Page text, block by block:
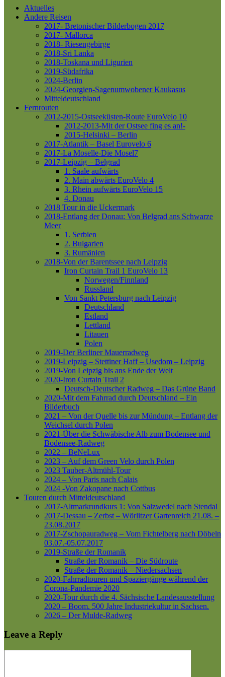
Aktuelles
Andere Reisen
2017- Bretonischer Bilderbogen 2017
2017- Mallorca
2018- Riesengebirge
2018-Sri Lanka
2018-Toskana und Ligurien
2019-Südafrika
2024-Berlin
2024-Georgien-Sagenumwobener Kaukasus
Mitteldeutschland
Fernrouten
2012-2015-Ostseeküsten-Route EuroVelo 10
2012-2013-Mit der Ostsee fing es an!-
2015-Helsinki – Berlin
2017-Atlantik – Basel Eurovelo 6
2017-La Moselle-Die Mosel7
2017-Leipzig – Belgrad
1. Saale aufwärts
2. Main abwärts EuroVelo 4
3. Rhein aufwärts EuroVelo 15
4. Donau
2018 Tour in die Uckermark
2018-Entlang der Donau: Von Belgrad ans Schwarze
Meer
1. Serbien
2. Bulgarien
3. Rumänien
2018-Von der Barentssee nach Leipzig
Iron Curtain Trail 1 EuroVelo 13
Norwegen/Finnland
Russland
Von Sankt Petersburg nach Leipzig
Deutschland
Estland
Lettland
Litauen
Polen
2019-Der Berliner Mauerradweg
2019-Leipzig – Stettiner Haff – Usedom – Leipzig
2019-Von Leipzig bis ans Ende der Welt
2020-Iron Curtain Trail 2
Deutsch-Deutscher Radweg – Das Grüne Band
2020-Mit dem Fahrrad durch Deutschland – Ein
Bilderbuch
2021 – Von der Quelle bis zur Mündung – Entlang der
Weichsel durch Polen
2021-Über die Schwäbische Alb zum Bodensee und
Bodensee-Radweg
2022 – BeNeLux
2023 – Auf dem Green Velo durch Polen
2023 Tauber-Altmühl-Tour
2024 – Von Paris nach Calais
2024 -Von Zakopane nach Cottbus
Touren durch Mitteldeutschland
2017-Altmarkrundkurs 1: Von Salzwedel nach Stendal
2017-Dessau – Zerbst – Wörlitzer Gartenreich 21.08. –
23.08.2017
2017-Zschopauradweg – Vom Fichtelberg nach Döbeln
03.07.-05.07.2017
2019-Straße der Romanik
Straße der Romanik – Die Südroute
Straße der Romanik – Niedersachsen
2020-Fahrradtouren und Spaziergänge während der
Corona-Pandemie 2020
2020-Tour durch die 4. Sächsische Landesausstellung
2020 – Boom. 500 Jahre Industriekultur in Sachsen.
2026 – Der Mulde-Radweg
Leave a Reply